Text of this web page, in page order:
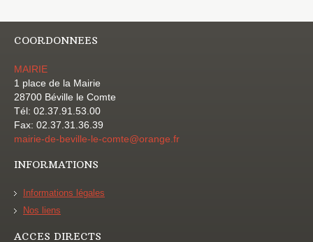
COORDONNEES
MAIRIE
1 place de la Mairie
28700 Béville le Comte
Tél: 02.37.91.53.00
Fax: 02.37.31.36.39
mairie-de-beville-le-comte@orange.fr
INFORMATIONS
Informations légales
Nos liens
ACCES DIRECTS